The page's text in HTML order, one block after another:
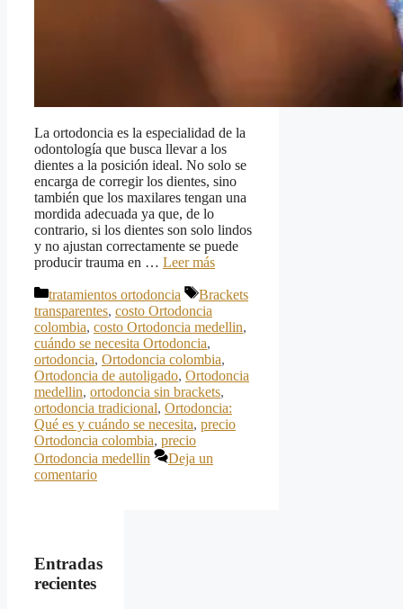
La ortodoncia es la especialidad de la
odontología que busca llevar a los
dientes a la posición ideal. No solo se
encarga de corregir los dientes, sino
también que los maxilares tengan una
mordida adecuada ya que, de lo
contrario, si los dientes son solo lindos
y no ajustan correctamente se puede
producir trauma en … Leer más
Categorías
tratamientos ortodoncia Etiquetas
Brackets
transparentes, costo Ortodoncia
colombia, costo Ortodoncia medellin,
cuándo se necesita Ortodoncia,
ortodoncia, Ortodoncia colombia,
Ortodoncia de autoligado, Ortodoncia
medellin, ortodoncia sin brackets,
ortodoncia tradicional, Ortodoncia:
Qué es y cuándo se necesita, precio
Ortodoncia colombia, precio
Ortodoncia medellin
Deja un
comentario
Entradas
recientes